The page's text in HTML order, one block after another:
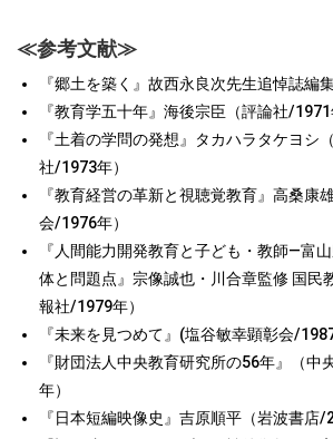
≪参考文献≫
『郷土を築く』故西永良次先生追悼誌編
『教育学五十年』海後宗臣（評論社/1971
『土着の学問の発想』タカハラタケヨシ
社/1973年）
『教育経営の革新と視聴覚教育』高桑康
会/1976年）
『人間能力開発教育と子ども・教師―富
体と問題点』宗像誠也・川合章監修 国民
報社/1979年）
『未来を見つめて』(塩谷敏幸顕彰会/
『財団法人中央教育研究所の56年』（中
年）
『日本短編映像史』吉原順平（岩波書店/